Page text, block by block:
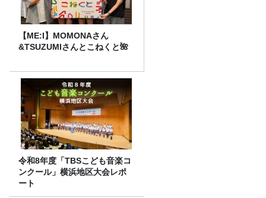
【ME:I】MOMONAさん
&TSUZUMIさんとこねくと🌺
令和8年度「TBSこども音楽コ
ンクール」横浜地区大会レポ
ート